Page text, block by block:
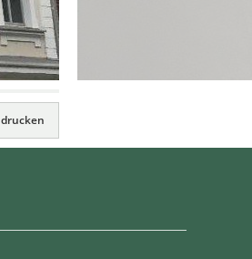
drucken